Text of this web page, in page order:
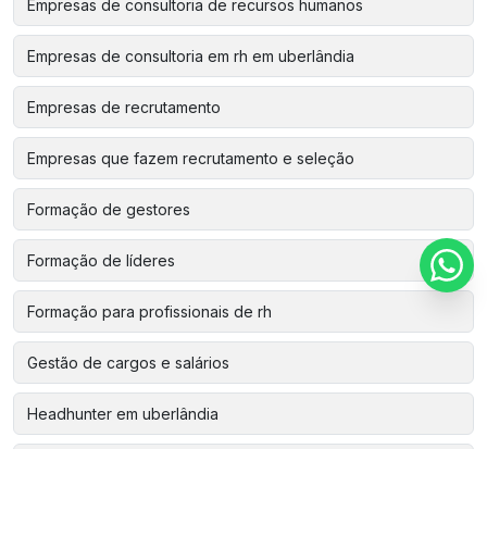
Empresas de consultoria de recursos humanos
Empresas de consultoria em rh em uberlândia
Empresas de recrutamento
Empresas que fazem recrutamento e seleção
Formação de gestores
Formação de líderes
Formação para profissionais de rh
Gestão de cargos e salários
Headhunter em uberlândia